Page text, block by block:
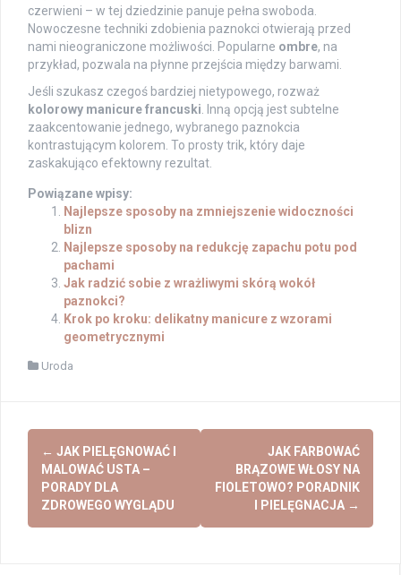
czerwieni – w tej dziedzinie panuje pełna swoboda.
Nowoczesne techniki zdobienia paznokci otwierają przed
nami nieograniczone możliwości. Popularne ombre, na
przykład, pozwala na płynne przejścia między barwami.
Jeśli szukasz czegoś bardziej nietypowego, rozważ
kolorowy manicure francuski . Inną opcją jest subtelne
zaakcentowanie jednego, wybranego paznokcia
kontrastującym kolorem. To prosty trik, który daje
zaskakująco efektowny rezultat.
Powiązane wpisy:
Najlepsze sposoby na zmniejszenie widoczności
blizn
Najlepsze sposoby na redukcję zapachu potu pod
pachami
Jak radzić sobie z wrażliwymi skórą wokół
paznokci?
Krok po kroku: delikatny manicure z wzorami
geometrycznymi
Uroda
Post
navigation
← JAK PIELĘGNOWAĆ I
MALOWAĆ USTA –
PORADY DLA
ZDROWEGO WYGLĄDU
JAK FARBOWAĆ
BRĄZOWE WŁOSY NA
FIOLETOWO? PORADNIK
I PIELĘGNACJA →